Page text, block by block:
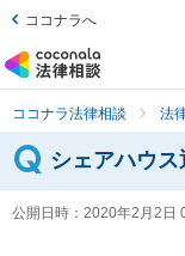
ココナラへ
ココナラ法律相談 法
シェアハウ
公開日時： 2020年2月2日